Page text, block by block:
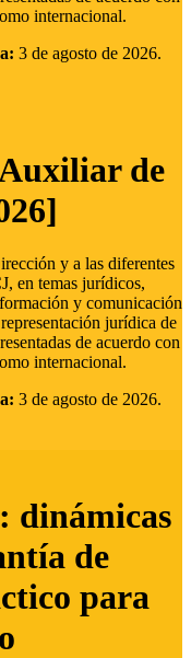
internacional.
3 de agosto de 2026.
de
y a las diferentes
en temas jurídicos,
y comunicación
jurídica de
de acuerdo con
internacional.
3 de agosto de 2026.
dinámicas
de
para